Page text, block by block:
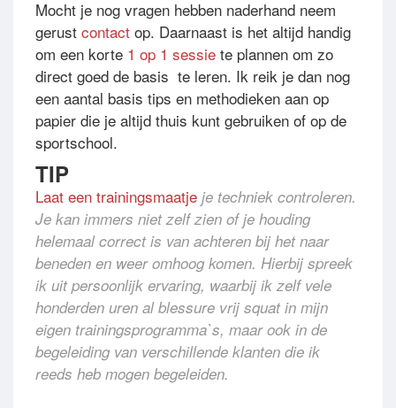
Mocht je nog vragen hebben naderhand neem
gerust contact op. Daarnaast is het altijd handig
om een korte 1 op 1 sessie te plannen om zo
direct goed de basis te leren. Ik reik je dan nog
een aantal basis tips en methodieken aan op
papier die je altijd thuis kunt gebruiken of op de
sportschool.
TIP
Laat een trainingsmaatje je techniek controleren.
Je kan immers niet zelf zien of je houding
helemaal correct is van achteren bij het naar
beneden en weer omhoog komen. Hierbij spreek
ik uit persoonlijk ervaring, waarbij ik zelf vele
honderden uren al blessure vrij squat in mijn
eigen trainingsprogramma`s, maar ook in de
begeleiding van verschillende klanten die ik
reeds heb mogen begeleiden.